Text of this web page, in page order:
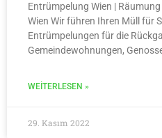
Entrümpelung Wien |
Wien Wir führen Ihren Müll für
Entrümpelungen für die
Gemeindewohnungen,
WEITERLESEN »
29. Kasım 2022